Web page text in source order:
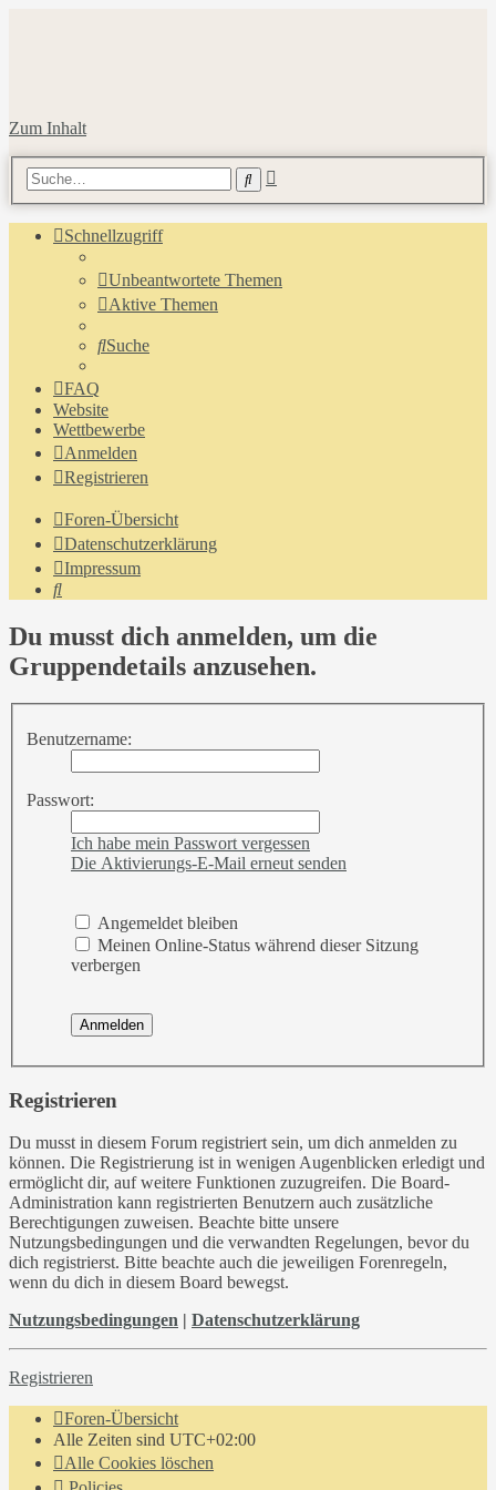
Zum Inhalt
Suche
Schnellzugriff
Unbeantwortete Themen
Aktive Themen
Suche
FAQ
Website
Wettbewerbe
Anmelden
Registrieren
Foren-Übersicht
Datenschutzerklärung
Impressum
Suche
Du musst dich anmelden, um die
Gruppendetails anzusehen.
Benutzername:
Passwort:
Ich habe mein Passwort vergessen
Die Aktivierungs-E-Mail erneut senden
Angemeldet bleiben
Meinen Online-Status während dieser Sitzung
verbergen
Registrieren
Du musst in diesem Forum registriert sein, um dich anmelden zu
können. Die Registrierung ist in wenigen Augenblicken erledigt und
ermöglicht dir, auf weitere Funktionen zuzugreifen. Die Board-
Administration kann registrierten Benutzern auch zusätzliche
Berechtigungen zuweisen. Beachte bitte unsere
Nutzungsbedingungen und die verwandten Regelungen, bevor du
dich registrierst. Bitte beachte auch die jeweiligen Forenregeln,
wenn du dich in diesem Board bewegst.
Nutzungsbedingungen | Datenschutzerklärung
Registrieren
Foren-Übersicht
Alle Zeiten sind UTC+02:00
Alle Cookies löschen